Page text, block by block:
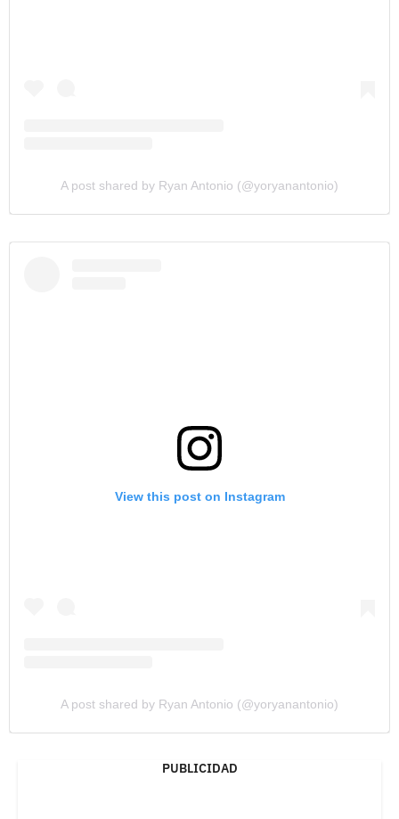
A post shared by Ryan Antonio (@yoryanantonio)
View this post on Instagram
A post shared by Ryan Antonio (@yoryanantonio)
PUBLICIDAD